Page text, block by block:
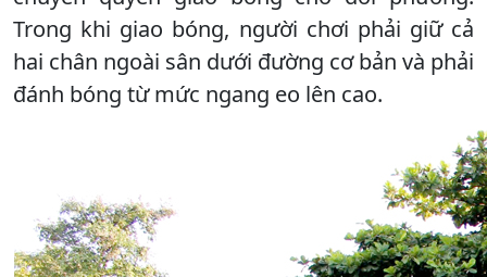
Trong khi giao bóng, người chơi phải giữ cả
hai chân ngoài sân dưới đường cơ bản và phải
đánh bóng từ mức ngang eo lên cao.